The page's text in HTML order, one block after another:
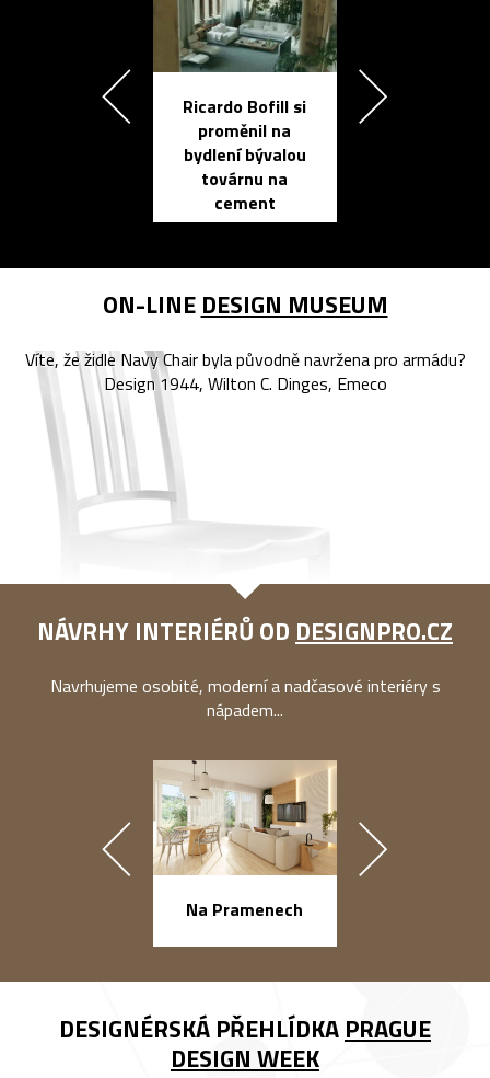
Ricardo Bofill si
proměnil na
bydlení bývalou
továrnu na
cement
ON-LINE DESIGN MUSEUM
Víte, že židle Navy Chair byla původně navržena pro armádu?
Design 1944, Wilton C. Dinges, Emeco
NÁVRHY INTERIÉRŮ OD DESIGNPRO.CZ
Navrhujeme osobité, moderní a nadčasové interiéry s
nápadem...
Na Pramenech
DESIGNÉRSKÁ PŘEHLÍDKA PRAGUE
DESIGN WEEK